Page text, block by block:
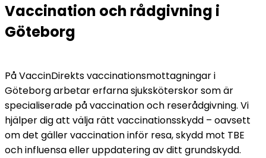
Vaccination och rådgivning i
Göteborg
På VaccinDirekts vaccinationsmottagningar i
Göteborg arbetar erfarna sjuksköterskor som är
specialiserade på vaccination och reserådgivning. Vi
hjälper dig att välja rätt vaccinationsskydd – oavsett
om det gäller vaccination inför resa, skydd mot TBE
och influensa eller uppdatering av ditt grundskydd.